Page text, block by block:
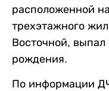
расположенной
трехэтажного
Восточной, выпал
рождения.
По информации